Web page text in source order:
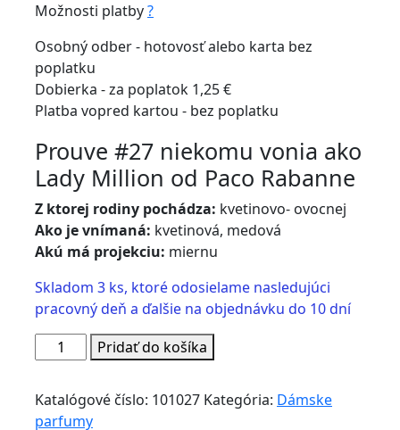
Možnosti platby?
Osobný odber - hotovosť alebo karta bez
poplatku
Dobierka - za poplatok 1,25 €
Platba vopred kartou - bez poplatku
Prouve #27 niekomu vonia ako
Lady Million od Paco Rabanne
Z ktorej rodiny pochádza: kvetinovo- ovocnej
Ako je vnímaná: kvetinová, medová
Akú má projekciu: miernu
Skladom 3 ks, ktoré odosielame nasledujúci
pracovný deň a ďalšie na objednávku do 10 dní
množstvo
Prouve
-
Pridať do košíka
Katalógové číslo: 101027 Kategória: Dámske
parfumy